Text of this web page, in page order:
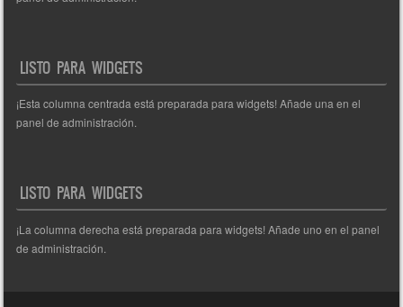
LISTO PARA WIDGETS
¡Esta columna centrada está preparada para widgets! Añade una en el
panel de administración.
LISTO PARA WIDGETS
¡La columna derecha está preparada para widgets! Añade uno en el panel
de administración.